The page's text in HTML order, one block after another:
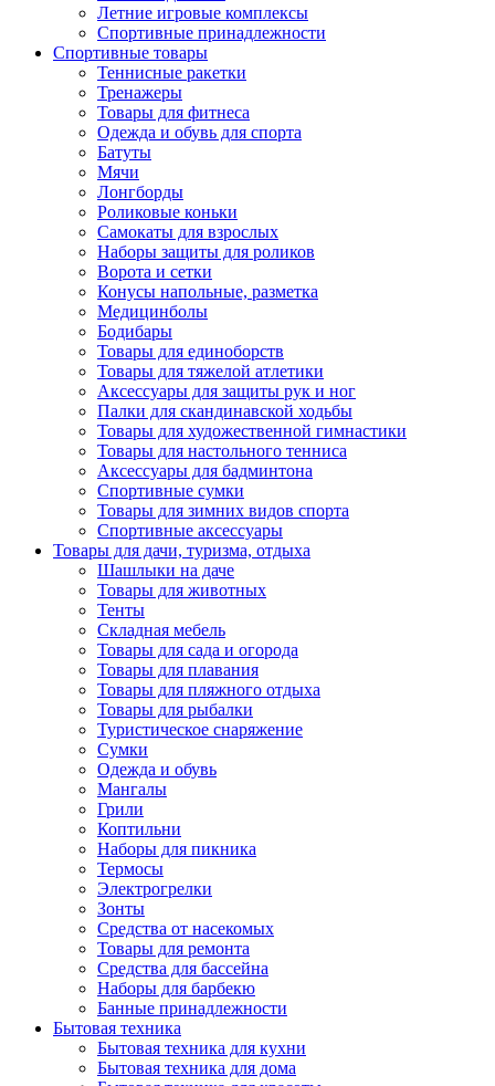
Летние игровые комплексы
Спортивные принадлежности
Спортивные товары
Теннисные ракетки
Тренажеры
Товары для фитнеса
Одежда и обувь для спорта
Батуты
Мячи
Лонгборды
Роликовые коньки
Самокаты для взрослых
Наборы защиты для роликов
Ворота и сетки
Конусы напольные, разметка
Медицинболы
Бодибары
Товары для единоборств
Товары для тяжелой атлетики
Аксессуары для защиты рук и ног
Палки для скандинавской ходьбы
Товары для художественной гимнастики
Товары для настольного тенниса
Аксессуары для бадминтона
Спортивные сумки
Товары для зимних видов спорта
Спортивные аксессуары
Товары для дачи, туризма, отдыха
Шашлыки на даче
Товары для животных
Тенты
Складная мебель
Товары для сада и огорода
Товары для плавания
Товары для пляжного отдыха
Товары для рыбалки
Туристическое снаряжение
Сумки
Одежда и обувь
Мангалы
Грили
Коптильни
Наборы для пикника
Термосы
Электрогрелки
Зонты
Средства от насекомых
Товары для ремонта
Средства для бассейна
Наборы для барбекю
Банные принадлежности
Бытовая техника
Бытовая техника для кухни
Бытовая техника для дома